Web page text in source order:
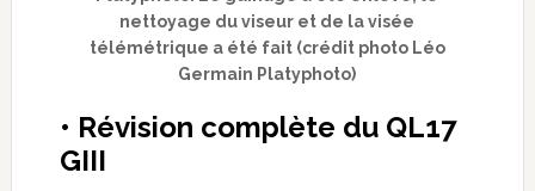
nettoyage du viseur et de la visée
télémétrique a été fait (crédit photo Léo
Germain Platyphoto)
• Révision complète du QL17
GIII